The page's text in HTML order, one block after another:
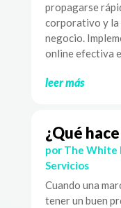
propagarse
corporativo y la
negocio.
online efectiva
leer más
¿Qué
por The White
Servicios
Cuando una
tener un buen